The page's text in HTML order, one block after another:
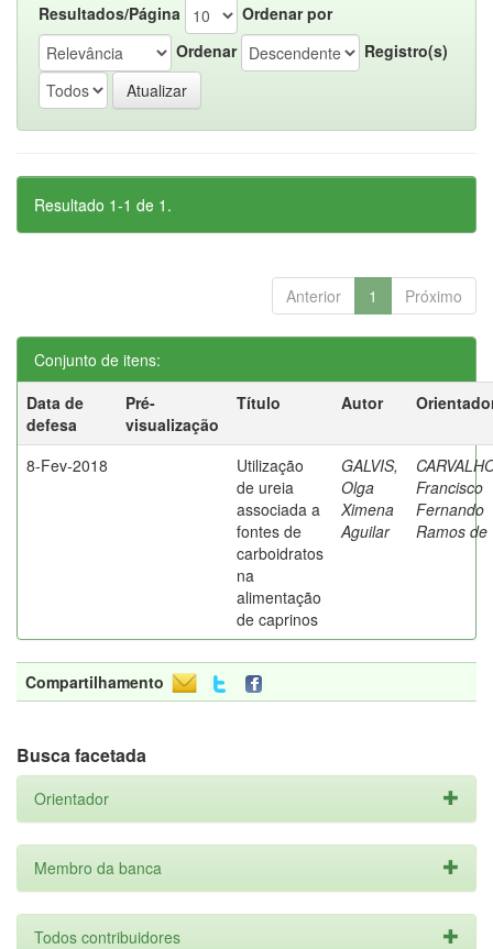
Resultados/Página
Ordenar por
Ordenar
Registro(s)
Resultado 1-1 de 1.
Anterior 1 Próximo
Conjunto de itens:
Data de
defesa
Pré-
visualização
Título Autor
8-Fev-2018
Utilização
de ureia
associada a
fontes de
carboidratos
na
alimentação
de caprinos
GALVIS,
Olga
Ximena
Aguilar
Francisco
Fernando
Ramos de
Compartilhamento
Busca facetada
Orientador
Membro da banca
Todos contribuidores